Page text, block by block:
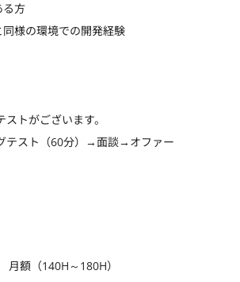
る方
様の環境での開発経験
トがございます。
テスト（60分）→面談→オファー
月額（140H～180H）